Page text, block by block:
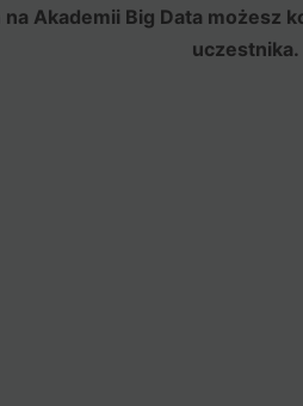
Akademii Big Data
uczestnika.